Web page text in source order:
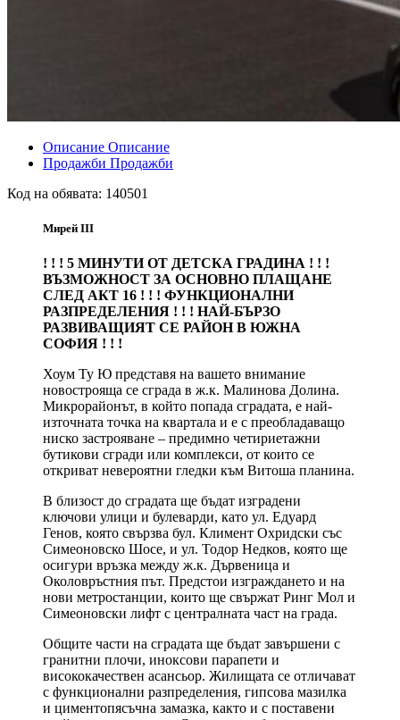
Описание Описание
Продажби Продажби
Код на обявата: 140501
Мирей III
! ! ! 5 МИНУТИ ОТ ДЕТСКА ГРАДИНА ! ! !
ВЪЗМОЖНОСТ ЗА ОСНОВНО ПЛАЩАНЕ
СЛЕД АКТ 16 ! ! ! ФУНКЦИОНАЛНИ
РАЗПРЕДЕЛЕНИЯ ! ! ! НАЙ-БЪРЗО
РАЗВИВАЩИЯТ СЕ РАЙОН В ЮЖНА
СОФИЯ ! ! !
Хоум Ту Ю представя на вашето внимание
новострояща се сграда в ж.к. Малинова Долина.
Микрорайонът, в който попада сградата, е най-
източната точка на квартала и е с преобладаващо
ниско застрояване – предимно четириетажни
бутикови сгради или комплекси, от които се
откриват невероятни гледки към Витоша планина.
В близост до сградата ще бъдат изградени
ключови улици и булеварди, като ул. Едуард
Генов, която свързва бул. Климент Охридски със
Симеоновско Шосе, и ул. Тодор Недков, която ще
осигури връзка между ж.к. Дървеница и
Околовръстния път. Предстои изграждането и на
нови метростанции, които ще свържат Ринг Мол и
Симеоновски лифт с централната част на града.
Общите части на сградата ще бъдат завършени с
гранитни плочи, иноксови парапети и
висококачествен асансьор. Жилищата се отличават
с функционални разпределения, гипсова мазилка
и циментопясъчна замазка, както и с поставени